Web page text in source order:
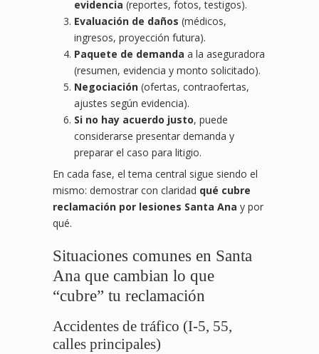
evidencia (reportes, fotos, testigos).
Evaluación de daños (médicos,
ingresos, proyección futura).
Paquete de demanda a la aseguradora
(resumen, evidencia y monto solicitado).
Negociación (ofertas, contraofertas,
ajustes según evidencia).
Si no hay acuerdo justo, puede
considerarse presentar demanda y
preparar el caso para litigio.
En cada fase, el tema central sigue siendo el
mismo: demostrar con claridad qué cubre
reclamación por lesiones Santa Ana y por
qué.
Situaciones comunes en Santa
Ana que cambian lo que
“cubre” tu reclamación
Accidentes de tráfico (I-5, 55,
calles principales)